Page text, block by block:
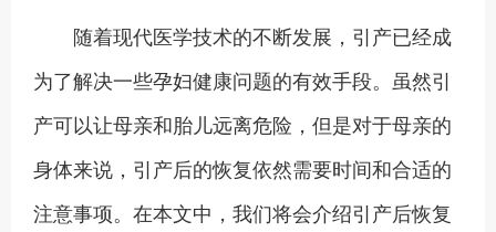
随着现代医学技术的不断发展，引产已经成
为了解决一些孕妇健康问题的有效手段。虽然引
产可以让母亲和胎儿远离危险，但是对于母亲的
身体来说，引产后的恢复依然需要时间和合适的
注意事项。在本文中，我们将会介绍引产后恢复